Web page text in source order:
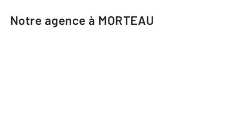
Notre agence à MORTEAU